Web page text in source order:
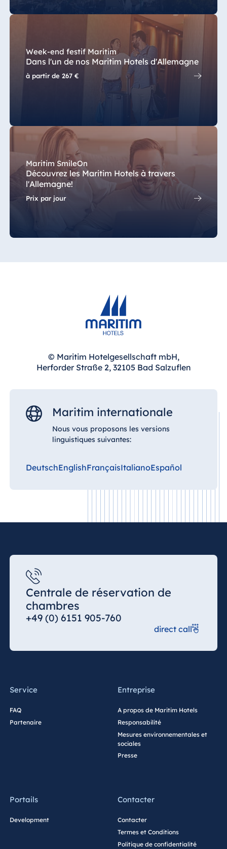
Hotel Plaza
Tirana
Bulgarie
Hotel Paradise
Blue Albena
Hotel Amelia
Resort Calabria
Antonine Hotel &
Resort & Spa
Week-end festif Maritim
Dans l'un de nos Maritim Hotels d'Allemagne
à partir de 267 €
Maritim SmileOn
Découvrez les Maritim Hotels à travers
l'Allemagne!
Prix par jour
© Maritim Hotelgesellschaft mbH,
Herforder Straße 2, 32105 Bad Salzuflen
Maritim internationale
Nous vous proposons les versions
linguistiques suivantes:
DeutschEnglishFrançaisItalianoEspañol
Centrale de réservation de
chambres
+49 (0) 6151 905-760
direct call
Service
FAQ
Partenaire
Entreprise
A propos de Maritim Hotels
Responsabilité
Mesures environnementales et
sociales
Presse
Portails
Development
Contacter
Contacter
Termes et Conditions
Politique de confidentialité